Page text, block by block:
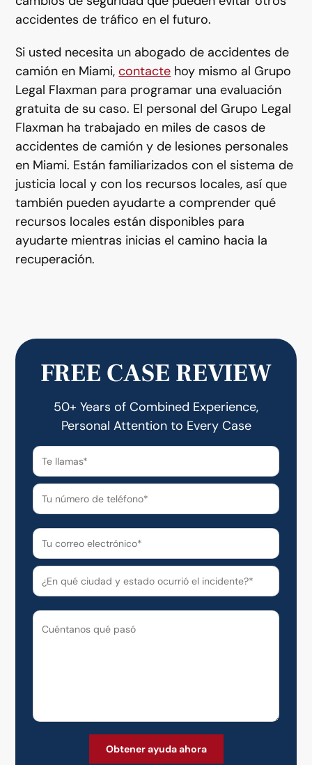
accidentes de tráfico en el futuro.
Si usted necesita un abogado de accidentes de
camión en Miami,contacte hoy mismo al Grupo
Legal Flaxman para programar una evaluación
gratuita de su caso. El personal del Grupo Legal
Flaxman ha trabajado en miles de casos de
accidentes de camión y de lesiones personales
en Miami. Están familiarizados con el sistema de
justicia local y con los recursos locales, así que
también pueden ayudarte a comprender qué
recursos locales están disponibles para
ayudarte mientras inicias el camino hacia la
recuperación.
FREE CASE REVIEW
50+ Years of Combined Experience,
Personal Attention to Every Case